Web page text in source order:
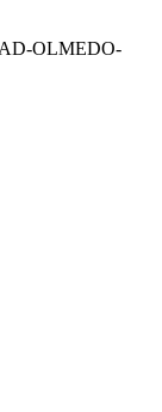
OLMEDO-